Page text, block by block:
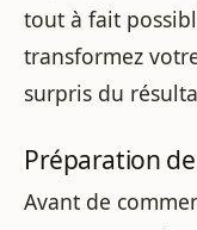
tout à fait
transformez
surpris du
Préparation
Avant de